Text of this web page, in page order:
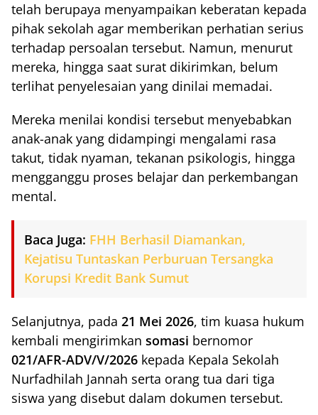
telah berupaya menyampaikan keberatan kepada
pihak sekolah agar memberikan perhatian serius
terhadap persoalan tersebut. Namun, menurut
mereka, hingga saat surat dikirimkan, belum
terlihat penyelesaian yang dinilai memadai.
Mereka menilai kondisi tersebut menyebabkan
anak-anak yang didampingi mengalami rasa
takut, tidak nyaman, tekanan psikologis, hingga
mengganggu proses belajar dan perkembangan
mental.
Baca Juga: FHH Berhasil Diamankan,
Kejatisu Tuntaskan Perburuan Tersangka
Korupsi Kredit Bank Sumut
Selanjutnya, pada 21 Mei 2026, tim kuasa hukum
kembali mengirimkan somasi bernomor
021/AFR-ADV/V/2026 kepada Kepala Sekolah
Nurfadhilah Jannah serta orang tua dari tiga
siswa yang disebut dalam dokumen tersebut.